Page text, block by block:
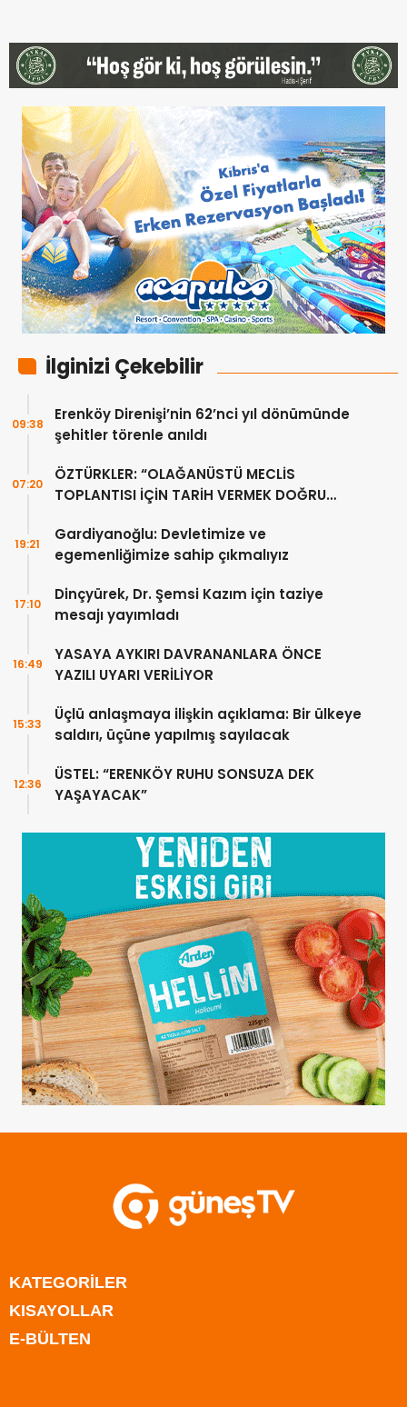
İlginizi Çekebilir
Erenköy Direnişi’nin 62’nci yıl dönümünde
şehitler törenle anıldı
09:38
ÖZTÜRKLER: “OLAĞANÜSTÜ MECLİS
TOPLANTISI İÇİN TARİH VERMEK DOĞRU
07:20
Gardiyanoğlu: Devletimize ve
egemenliğimize sahip çıkmalıyız
19:21
Dinçyürek, Dr. Şemsi Kazım için taziye
mesajı yayımladı
17:10
YASAYA AYKIRI DAVRANANLARA ÖNCE
YAZILI UYARI VERİLİYOR
16:49
Üçlü anlaşmaya ilişkin açıklama: Bir ülkeye
saldırı, üçüne yapılmış sayılacak
15:33
ÜSTEL: “ERENKÖY RUHU SONSUZA DEK
YAŞAYACAK”
12:36
KATEGORİLER
Anasayfa
Kıbrıs
KISAYOLLAR
E-BÜLTEN